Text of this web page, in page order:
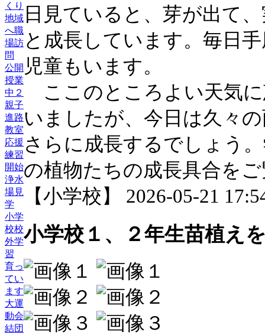
くり
地域
へ職
場訪
問
公開
授業
中２
親子
進路
教室
応援
練習
開始
浄水
場見
学
小学
校校
外学
習
育っ
てい
ます
大運
動会
結団
日見ていると、芽が出て
と成長しています。毎日
児童もいます。
ここのところよい天気
いましたが、今日は久々
さらに成長するでしょう
の植物たちの成長具合を
【小学校】 2026-05-21
小学校１、２年生苗植え